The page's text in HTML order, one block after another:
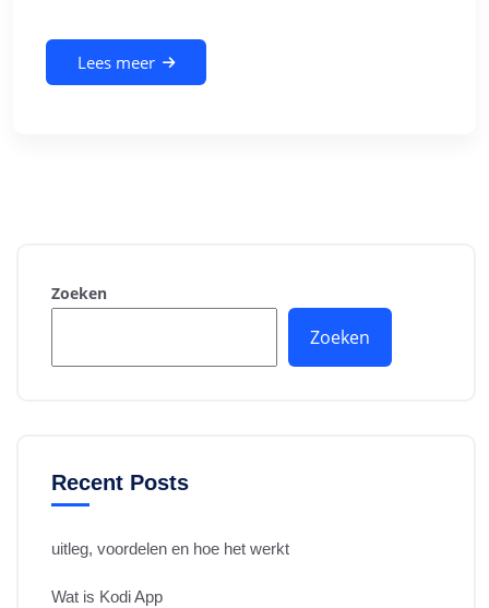
Lees meer
Zoeken
Zoeken
Recent Posts
uitleg, voordelen en hoe het werkt
Wat is Kodi App